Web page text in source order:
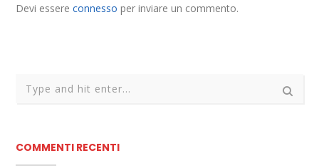
Devi essereconnesso per inviare un commento.
COMMENTI RECENTI